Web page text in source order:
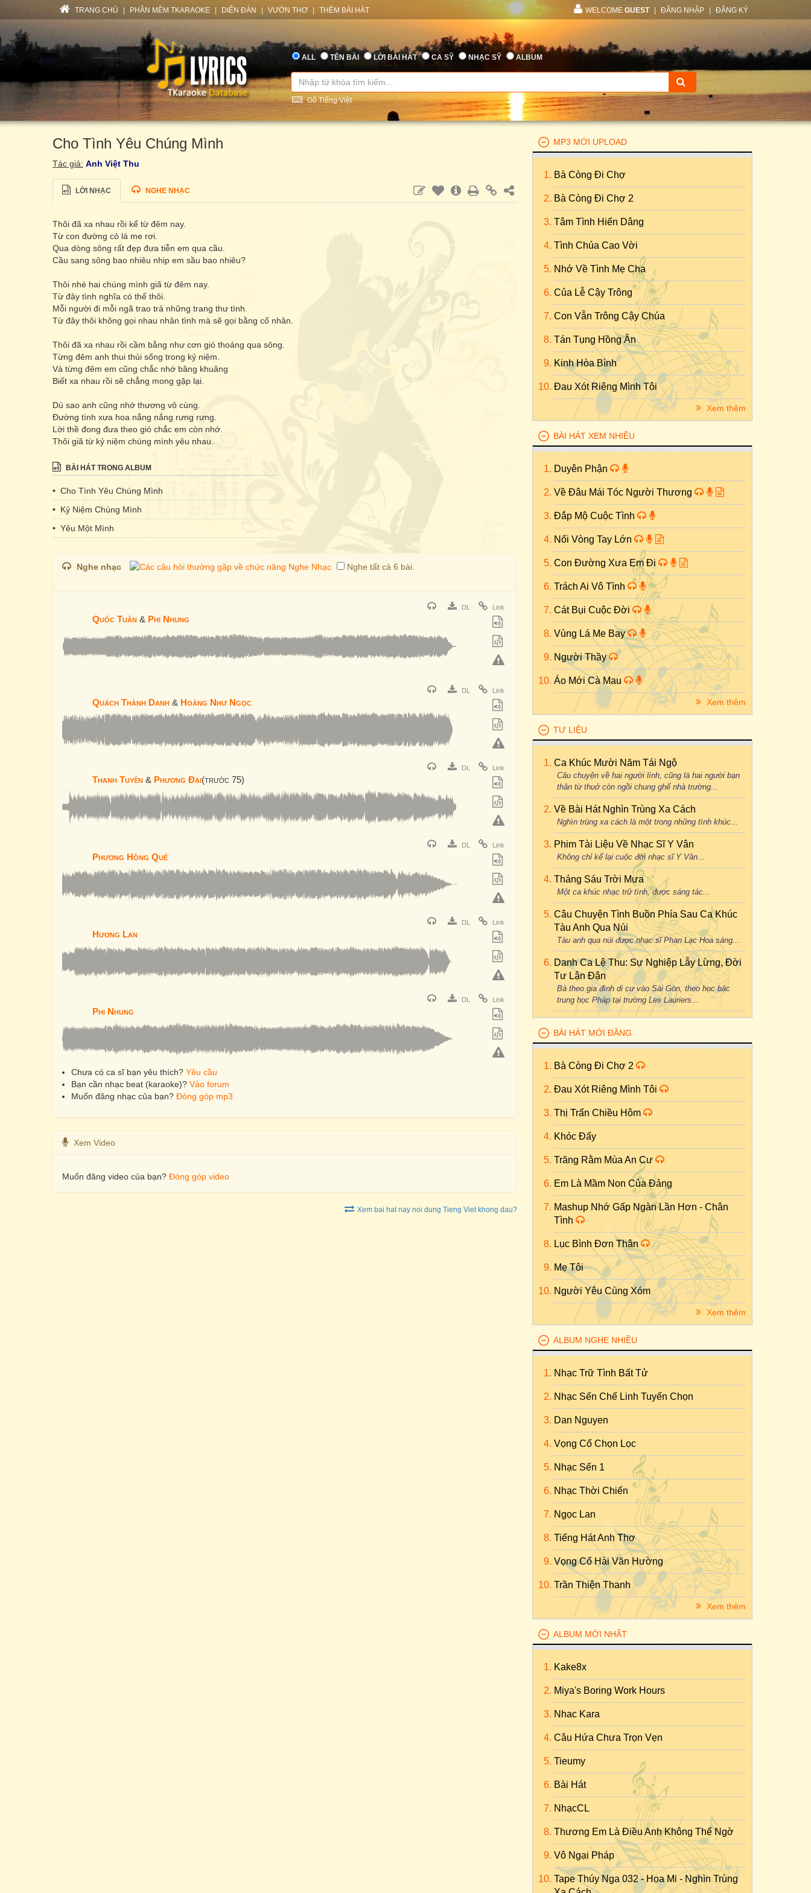
TRANG CHỦ PHẦN MỀM TKARAOKE DIỄN ĐÀN VƯỜN THƠ THÊM BÀI HÁT WELCOME GUEST ĐĂNG NHẬP ĐĂNG KÝ
ALL TÊN BÀI LỜI BÀI HÁT CA SỸ NHẠC SỸ ALBUM
Gõ Tiếng Việt
Cho Tình Yêu Chúng Mình
Tác giả: Anh Việt Thu
LỜI NHẠC NGHE NHẠC
Thôi đã xa nhau rồi kể từ đêm nay.
Từ con đường cỏ lá me rơi.
Qua dòng sông rất đẹp đưa tiễn em qua cầu.
Cầu sang sông bao nhiêu nhịp em sầu bao nhiêu?
Thôi nhé hai chúng mình giã từ đêm nay.
Từ đây tình nghĩa có thế thôi.
Mỗi người đi mỗi ngã trao trả những trang thư tình.
Từ đây thôi không gọi nhau nhân tình mà sẽ gọi bằng cố nhân.
Thôi đã xa nhau rồi cầm bằng như cơn gió thoáng qua sông.
Từng đêm anh thui thủi sống trong kỷ niệm.
Và từng đêm em cũng chắc nhớ bâng khuâng
Biết xa nhau rồi sẽ chẳng mong gặp lại.
Dù sao anh cũng nhớ thương vô cùng.
Đường tình xưa hoa nắng nắng rưng rưng.
Lời thề đong đưa theo gió chắc em còn nhớ.
Thôi giã từ kỷ niệm chúng mình yêu nhau.
BÀI HÁT TRONG ALBUM
• Cho Tình Yêu Chúng Mình
• Kỷ Niệm Chúng Mình
• Yêu Một Mình
Nghe nhạc Nghe tất cả 6 bài.
DL Link
Quốc Tuấn & Phi Nhung
DL Link
Quách Thành Danh & Hoàng Như Ngọc
DL Link
Thanh Tuyền & Phương Đại(trước 75)
DL Link
Phương Hồng Quế
DL Link
Hương Lan
DL Link
Phi Nhung
Chưa có ca sĩ bạn yêu thích? Yêu cầu
Bạn cần nhạc beat (karaoke)? Vào forum
Muốn đăng nhạc của bạn? Đóng góp mp3
Xem Video
Muốn đăng video của bạn? Đóng góp video
Xem bai hat nay noi dung Tieng Viet khong dau?
MP3 MỚI UPLOAD
Bà Còng Đi Chợ
Bà Còng Đi Chợ 2
Tâm Tình Hiến Dâng
Tình Chúa Cao Vời
Nhớ Về Tình Mẹ Cha
Của Lễ Cậy Trông
Con Vẫn Trông Cậy Chúa
Tán Tụng Hồng Ân
Kinh Hòa Bình
Đau Xót Riêng Mình Tôi
Xem thêm
BÀI HÁT XEM NHIỀU
Duyên Phận
Về Đâu Mái Tóc Người Thương
Đắp Mộ Cuộc Tình
Nối Vòng Tay Lớn
Con Đường Xưa Em Đi
Trách Ai Vô Tình
Cát Bụi Cuộc Đời
Vùng Lá Me Bay
Người Thầy
Áo Mới Cà Mau
Xem thêm
TƯ LIỆU
Ca Khúc Mười Năm Tái Ngộ
Câu chuyện về hai người lính, cũng là hai người bạn
thân từ thuở còn ngồi chung ghế nhà trường...
Về Bài Hát Nghìn Trùng Xa Cách
Nghìn trùng xa cách là một trong những tình khúc...
Phim Tài Liệu Về Nhạc Sĩ Y Vân
Không chỉ kể lại cuộc đời nhạc sĩ Y Vân...
Tháng Sáu Trời Mưa
Một ca khúc nhạc trữ tình, được sáng tác...
Câu Chuyện Tình Buồn Phía Sau Ca Khúc
Tàu Anh Qua Núi
Tàu anh qua núi được nhạc sĩ Phan Lạc Hoa sáng...
Danh Ca Lệ Thu: Sự Nghiệp Lẫy Lừng, Đời
Tư Lận Đận
Bà theo gia đình di cư vào Sài Gòn, theo học bậc
trung học Pháp tại trường Les Lauriers...
BÀI HÁT MỚI ĐĂNG
Bà Còng Đi Chợ 2
Đau Xót Riêng Mình Tôi
Thị Trấn Chiều Hôm
Khóc Đấy
Trăng Rằm Mùa An Cư
Em Là Mầm Non Của Đảng
Mashup Nhớ Gấp Ngàn Lần Hơn - Chân
Tình
Lục Bình Đơn Thân
Mẹ Tôi
Người Yêu Cùng Xóm
Xem thêm
ALBUM NGHE NHIỀU
Nhạc Trữ Tình Bất Tử
Nhạc Sến Chế Linh Tuyển Chọn
Dan Nguyen
Vọng Cổ Chọn Lọc
Nhạc Sến 1
Nhạc Thời Chiến
Ngọc Lan
Tiếng Hát Anh Thơ
Vọng Cổ Hài Văn Hường
Trần Thiện Thanh
Xem thêm
ALBUM MỚI NHẤT
Kake8x
Miya's Boring Work Hours
Nhac Kara
Câu Hứa Chưa Trọn Vẹn
Tieumy
Bài Hát
NhạcCL
Thương Em Là Điều Anh Không Thể Ngờ
Vô Ngại Pháp
Tape Thúy Nga 032 - Họa Mi - Nghìn Trùng